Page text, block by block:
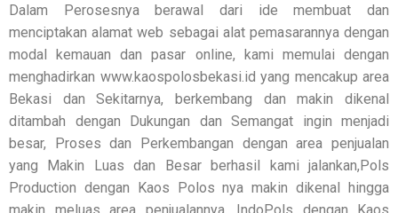
Dalam Perosesnya berawal dari ide membuat dan
menciptakan alamat web sebagai alat pemasarannya dengan
modal kemauan dan pasar online, kami memulai dengan
menghadirkan www.kaospolosbekasi.id yang mencakup area
Bekasi dan Sekitarnya, berkembang dan makin dikenal
ditambah dengan Dukungan dan Semangat ingin menjadi
besar, Proses dan Perkembangan dengan area penjualan
yang Makin Luas dan Besar berhasil kami jalankan,Pols
Production dengan Kaos Polos nya makin dikenal hingga